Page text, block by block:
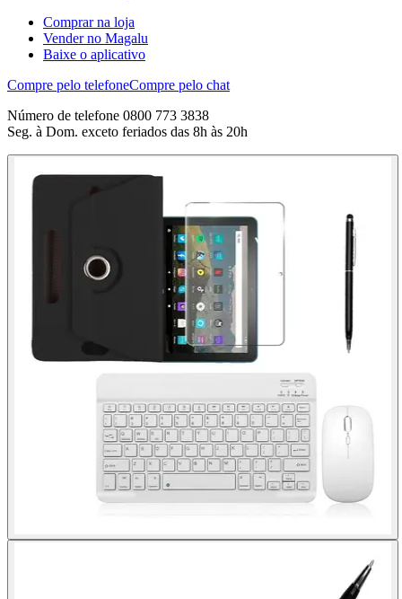
Comprar na loja
Vender no Magalu
Baixe o aplicativo
Compre pelo telefoneCompre pelo chat
Número de telefone 0800 773 3838
Seg. à Dom. exceto feriados das 8h às 20h